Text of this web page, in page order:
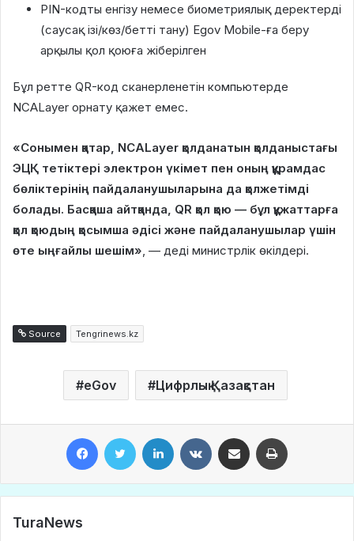
PIN-кодты енгізу немесе биометриялық деректерді
(саусақ ізі/көз/бетті тану) Egov Mobile-ға беру
арқылы қол қоюға жіберілген
Бұл ретте QR-код сканерленетін компьютерде
NCALayer орнату қажет емес.
«Сонымен қатар, NCALayer қолданатын қолданыстағы
ЭЦҚ тетіктері электрон үкімет пен оның құрамдас
бөліктерінің пайдаланушыларына да қолжетімді
болады. Басқаша айтқанда, QR қол қою — бұл құжаттарға
қол қоюдың қосымша әдісі және пайдаланушылар үшін
өте ыңғайлы шешім» , — деді министрлік өкілдері.
Source Tengrinews.kz
eGov Цифрлық Қазақстан
TuraNews